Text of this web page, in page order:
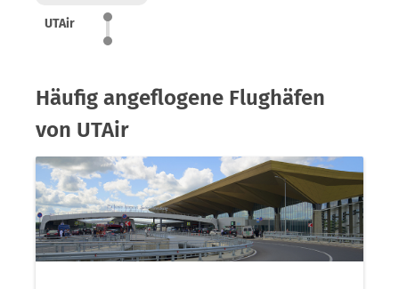
UTAir
Häufig angeflogene Flughäfen
von UTAir